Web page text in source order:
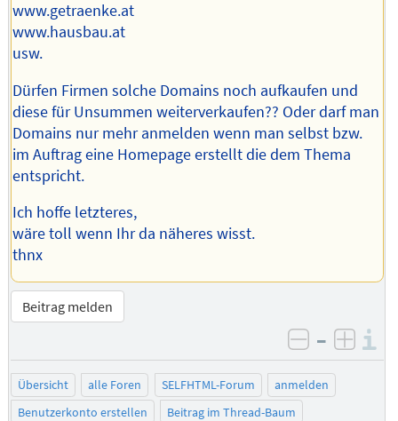
www.getraenke.at
www.hausbau.at
usw.
Dürfen Firmen solche Domains noch aufkaufen und
diese für Unsummen weiterverkaufen?? Oder darf man
Domains nur mehr anmelden wenn man selbst bzw.
im Auftrag eine Homepage erstellt die dem Thema
entspricht.
Ich hoffe letzteres,
wäre toll wenn Ihr da näheres wisst.
thnx
Beitrag melden
negativ
–
Übersicht alle Foren SELFHTML-Forum
anmelden
Benutzerkonto erstellen
Beitrag im Thread-Baum